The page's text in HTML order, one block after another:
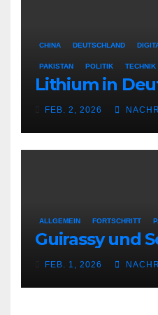
CHINA DEUTSCHLAND
PAKISTAN POLITIK TECHNIK
Lithium in
FEB. 2, 2026
ALLGEMEIN FORTSCHRITT
Guirassy und
FEB. 1, 2026